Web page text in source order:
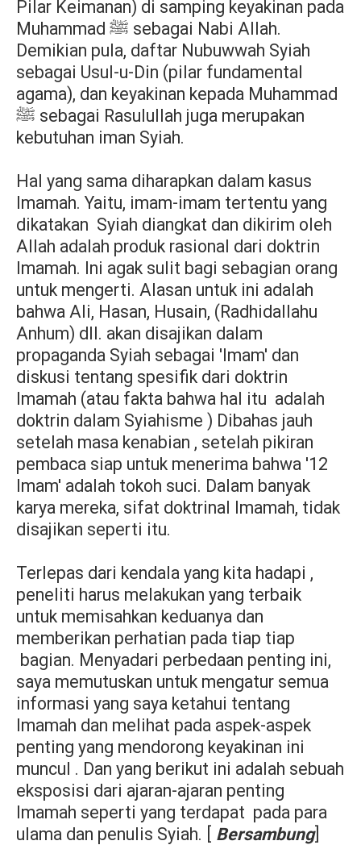
Pilar Keimanan) di samping keyakinan pada
Muhammad ﷺ sebagai Nabi Allah.
Demikian pula, daftar Nubuwwah Syiah
sebagai Usul-u-Din (pilar fundamental
agama), dan keyakinan kepada Muhammad
ﷺ sebagai Rasulullah juga merupakan
kebutuhan iman Syiah.
Hal yang sama diharapkan dalam kasus
Imamah. Yaitu, imam-imam tertentu yang
dikatakan Syiah diangkat dan dikirim oleh
Allah adalah produk rasional dari doktrin
Imamah. Ini agak sulit bagi sebagian orang
untuk mengerti. Alasan untuk ini adalah
bahwa Ali, Hasan, Husain, (Radhidallahu
Anhum) dll. akan disajikan dalam
propaganda Syiah sebagai 'Imam' dan
diskusi tentang spesifik dari doktrin
Imamah (atau fakta bahwa hal itu adalah
doktrin dalam Syiahisme ) Dibahas jauh
setelah masa kenabian , setelah pikiran
pembaca siap untuk menerima bahwa '12
Imam' adalah tokoh suci. Dalam banyak
karya mereka, sifat doktrinal Imamah, tidak
disajikan seperti itu.
Terlepas dari kendala yang kita hadapi ,
peneliti harus melakukan yang terbaik
untuk memisahkan keduanya dan
memberikan perhatian pada tiap tiap
bagian. Menyadari perbedaan penting ini,
saya memutuskan untuk mengatur semua
informasi yang saya ketahui tentang
Imamah dan melihat pada aspek-aspek
penting yang mendorong keyakinan ini
muncul . Dan yang berikut ini adalah sebuah
eksposisi dari ajaran-ajaran penting
Imamah seperti yang terdapat pada para
ulama dan penulis Syiah. [ Bersambung]